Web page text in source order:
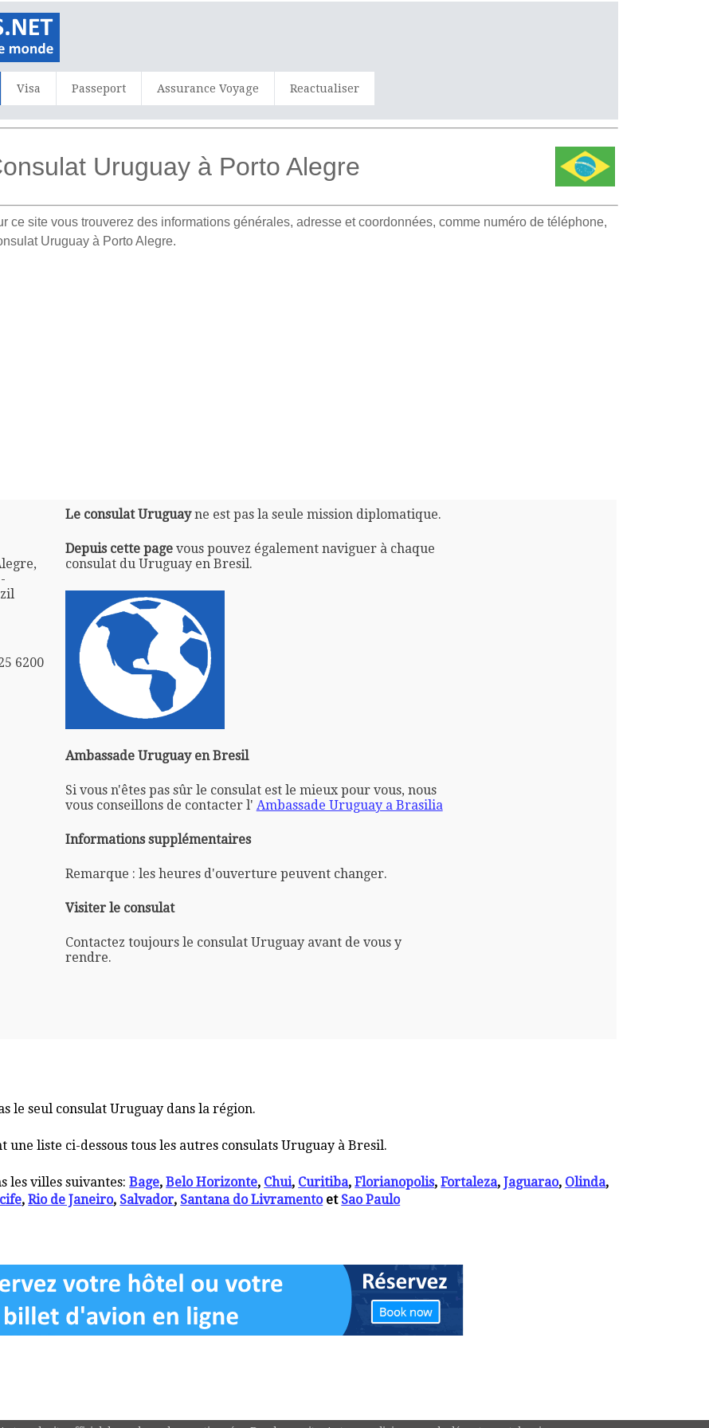
Visa Passeport Assurance Voyage Reactualiser
Uruguay à Porto Alegre
ce site vous trouverez des informations générales, adresse et coordonnées, comme numéro de téléphone,
Uruguay à Porto Alegre.
6200
Le consulat Uruguayne est pas la seule mission diplomatique.
Depuis cette pagevous pouvez également naviguer à chaque
consulat du Uruguay en Bresil.
Ambassade Uruguay en Bresil
Si vous n'êtes pas sûr le consulat est le mieux pour vous, nous
vous conseillons de contacter l' Ambassade Uruguay a Brasilia
Informations supplémentaires
Remarque : les heures d'ouverture peuvent changer.
Visiter le consulat
Contactez toujours le consulat Uruguay avant de vous y
rendre.
le seul consulat Uruguay dans la région.
liste ci-dessous tous les autres consulats Uruguay à Bresil.
les villes suivantes:Bage,Belo Horizonte, Chui, Curitiba,Florianopolis,Fortaleza,Jaguarao, Olinda,
,Rio de Janeiro, Salvador, Santana do Livramentoet Sao Paulo